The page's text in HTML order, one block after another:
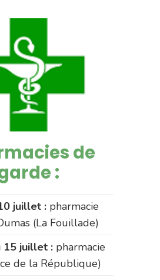
de
:
juillet : pharmacie
(La Fouillade)
15 juillet : pharmacie
de la République)